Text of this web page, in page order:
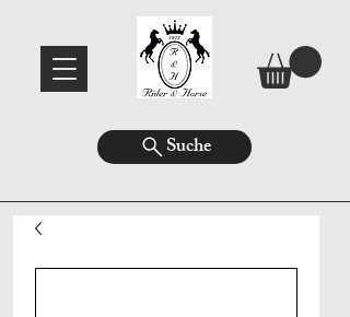
Suche